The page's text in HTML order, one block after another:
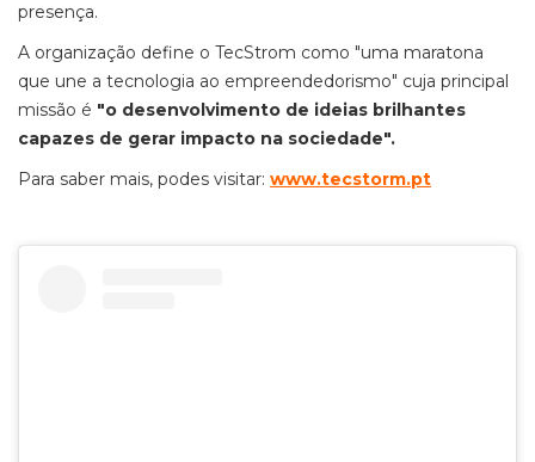
presença.
A organização define o TecStrom como "uma maratona
que une a tecnologia ao empreendedorismo" cuja principal
missão é "o desenvolvimento de ideias brilhantes
capazes de gerar impacto na sociedade".
Para saber mais, podes visitar: www.tecstorm.pt